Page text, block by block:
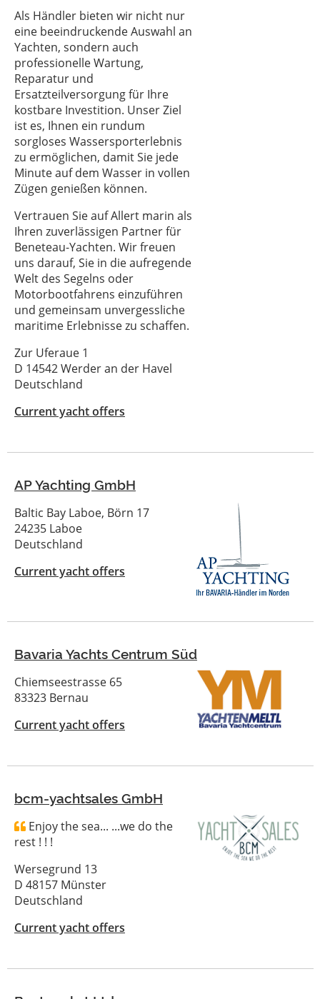
Als Händler bieten wir nicht nur
eine beeindruckende Auswahl an
Yachten, sondern auch
professionelle Wartung,
Reparatur und
Ersatzteilversorgung für Ihre
kostbare Investition. Unser Ziel
ist es, Ihnen ein rundum
sorgloses Wassersporterlebnis
zu ermöglichen, damit Sie jede
Minute auf dem Wasser in vollen
Zügen genießen können.
Vertrauen Sie auf Allert marin als
Ihren zuverlässigen Partner für
Beneteau-Yachten. Wir freuen
uns darauf, Sie in die aufregende
Welt des Segelns oder
Motorbootfahrens einzuführen
und gemeinsam unvergessliche
maritime Erlebnisse zu schaffen.
Zur Uferaue 1
D 14542 Werder an der Havel
Deutschland
Current yacht offers
AP Yachting GmbH
Baltic Bay Laboe, Börn 17
24235 Laboe
Deutschland
Current yacht offers
Bavaria Yachts Centrum Süd
Chiemseestrasse 65
83323 Bernau
Current yacht offers
bcm-yachtsales GmbH
Enjoy the sea... ...we do the
rest ! ! !
Wersegrund 13
D 48157 Münster
Deutschland
Current yacht offers